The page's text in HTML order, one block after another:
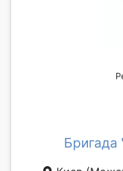
Бригада